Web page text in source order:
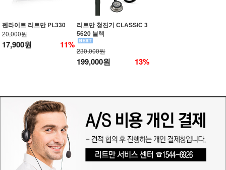
펜라이트 리트만 PL330
20,000원
17,900원 11%
리트만 청진기 CLASSIC 3
5620 블랙
230,000원
199,000원 13%